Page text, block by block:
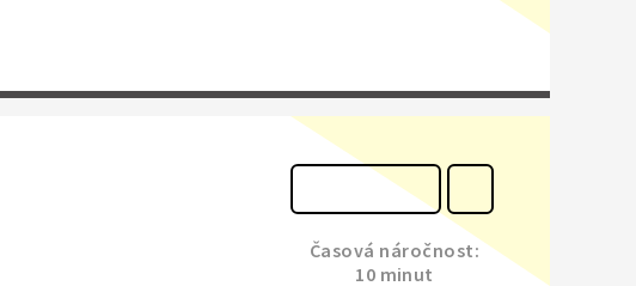
Časová náročnost:
10 minut